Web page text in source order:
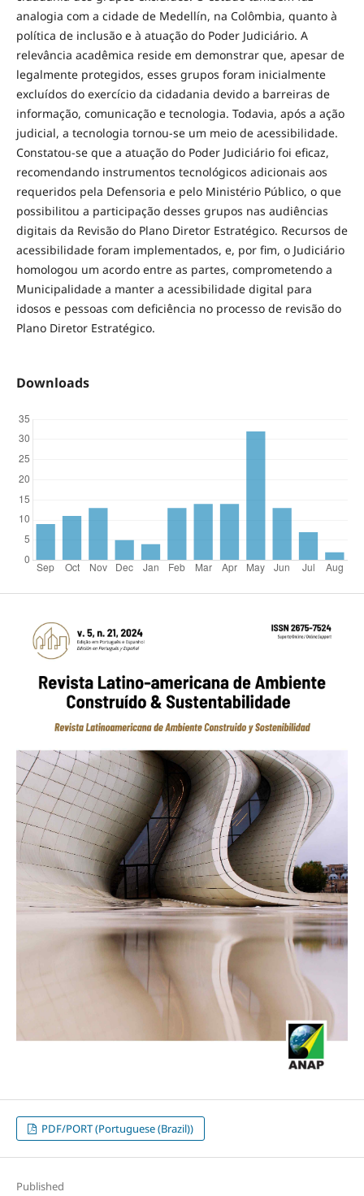
analogia com a cidade de Medellín, na Colômbia, quanto à
política de inclusão e à atuação do Poder Judiciário. A
relevância acadêmica reside em demonstrar que, apesar de
legalmente protegidos, esses grupos foram inicialmente
excluídos do exercício da cidadania devido a barreiras de
informação, comunicação e tecnologia. Todavia, após a ação
judicial, a tecnologia tornou-se um meio de acessibilidade.
Constatou-se que a atuação do Poder Judiciário foi eficaz,
recomendando instrumentos tecnológicos adicionais aos
requeridos pela Defensoria e pelo Ministério Público, o que
possibilitou a participação desses grupos nas audiências
digitais da Revisão do Plano Diretor Estratégico. Recursos de
acessibilidade foram implementados, e, por fim, o Judiciário
homologou um acordo entre as partes, comprometendo a
Municipalidade a manter a acessibilidade digital para
idosos e pessoas com deficiência no processo de revisão do
Plano Diretor Estratégico.
Downloads
PDF/PORT (Portuguese (Brazil))
Published